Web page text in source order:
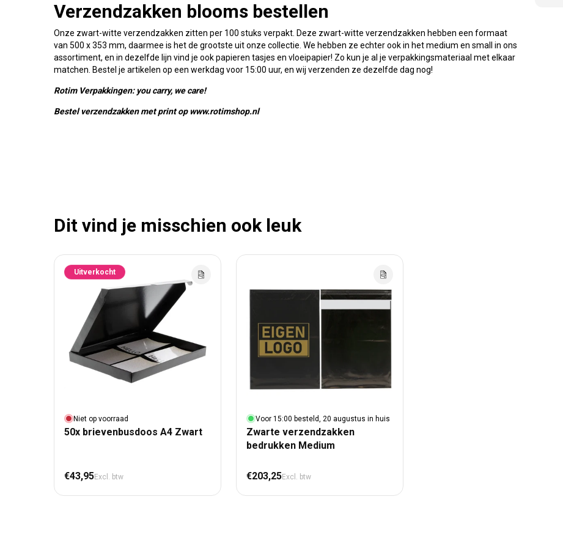
Verzendzakken blooms bestellen
Onze zwart-witte verzendzakken zitten per 100 stuks verpakt. Deze zwart-witte verzendzakken hebben een formaat
van 500 x 353 mm, daarmee is het de grootste uit onze collectie. We hebben ze echter ook in het medium en small in ons
assortiment, en in dezelfde lijn vind je ook papieren tasjes en vloeipapier! Zo kun je al je verpakkingsmateriaal met elkaar
matchen. Bestel je artikelen op een werkdag voor 15:00 uur, en wij verzenden ze dezelfde dag nog!
Rotim Verpakkingen: you carry, we care!
Bestel verzendzakken met print op www.rotimshop.nl
Dit vind je misschien ook leuk
Uitverkocht
Niet op voorraad
50x brievenbusdoos A4 Zwart
Normale prijs
€43,95Excl. btw
Voor 15:00 besteld, 20 augustus in huis
Zwarte verzendzakken
bedrukken Medium
Normale prijs
€203,25Excl. btw